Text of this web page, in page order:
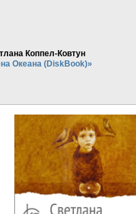
Коппел-Ковтун
Океана (DiskBook)»